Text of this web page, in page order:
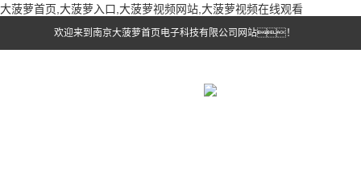
大菠萝首页,大菠萝入口,大菠萝视频网站,大菠萝视频在线观看
欢迎来到南京大菠萝首页电子科技有限公司网站！